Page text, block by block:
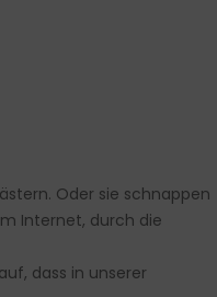
Oder sie schnappen
Internet, durch die
dass in unserer